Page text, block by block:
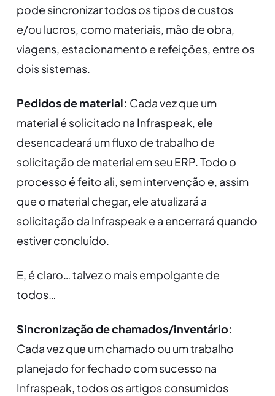
pode sincronizar todos os tipos de custos
e/ou lucros, como materiais, mão de obra,
viagens, estacionamento e refeições, entre os
dois sistemas.
Pedidos de material: Cada vez que um
material é solicitado na Infraspeak, ele
desencadeará um fluxo de trabalho de
solicitação de material em seu ERP. Todo o
processo é feito ali, sem intervenção e, assim
que o material chegar, ele atualizará a
solicitação da Infraspeak e a encerrará quando
estiver concluído.
E, é claro… talvez o mais empolgante de
todos…
Sincronização de chamados/inventário:
Cada vez que um chamado ou um trabalho
planejado for fechado com sucesso na
Infraspeak, todos os artigos consumidos